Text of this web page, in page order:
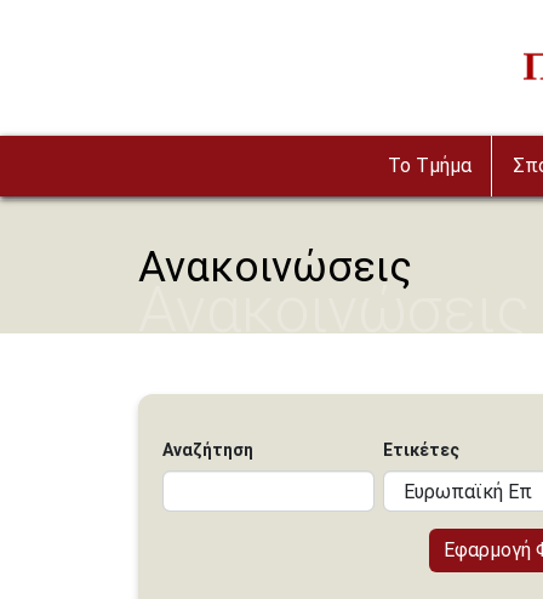
To Τμήμα
Ανακοινώσεις
Ανακοινώσεις
Αναζήτηση Ετικέτες